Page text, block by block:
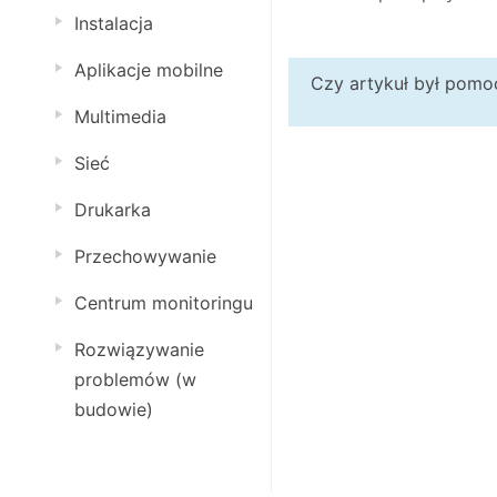
Instalacja
Aplikacje mobilne
Multimedia
Sieć
Drukarka
Przechowywanie
Centrum monitoringu
Rozwiązywanie
problemów (w
budowie)
Czy artykuł był